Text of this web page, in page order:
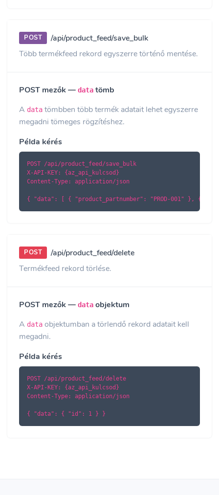
POST
/api/product_feed/save_bulk
Több termékfeed rekord egyszerre történő mentése.
POST mezők — data tömb
A data tömbben több termék adatait lehet egyszerre
megadni tömeges rögzítéshez.
Példa kérés
POST /api/product_feed/save_bulk
X-API-KEY: {az_api_kulcsod}
Content-Type: application/json
{ "data": [ { "product_partnumber": "PROD-001" }, {
POST
/api/product_feed/delete
Termékfeed rekord törlése.
POST mezők — data objektum
A data objektumban a törlendő rekord adatait kell
megadni.
Példa kérés
POST /api/product_feed/delete
X-API-KEY: {az_api_kulcsod}
Content-Type: application/json
{ "data": { "id": 1 } }